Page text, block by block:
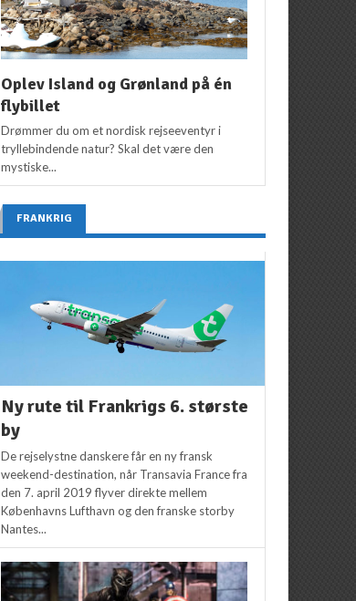
Oplev Island og Grønland på én
flybillet
Drømmer du om et nordisk rejseeventyr i
tryllebindende natur? Skal det være den
mystiske...
FRANKRIG
Ny rute til Frankrigs 6. største
by
De rejselystne danskere får en ny fransk
weekend-destination, når Transavia France fra
den 7. april 2019 flyver direkte mellem
Københavns Lufthavn og den franske storby
Nantes...